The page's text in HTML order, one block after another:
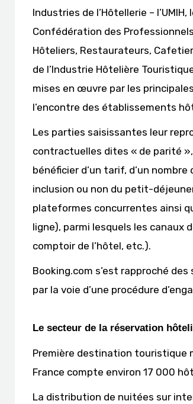
Industries de l’Hôtellerie –
Confédération des
Hôteliers, Restaurateurs,
de l’Industrie Hôtelière
mises en œuvre par les
l’encontre des établissements
Les parties saisissantes leur
contractuelles dites « de parité
bénéficier d’un tarif, d’un
inclusion ou non du petit-
plateformes concurrentes ainsi
ligne), parmi lesquels les canaux
comptoir de l’hôtel, etc.).
Booking.com s’est rapproché
par la voie d’une procédure
Le secteur de la réservation
Première destination touristique
France compte environ 17 000
La distribution de nuitées sur